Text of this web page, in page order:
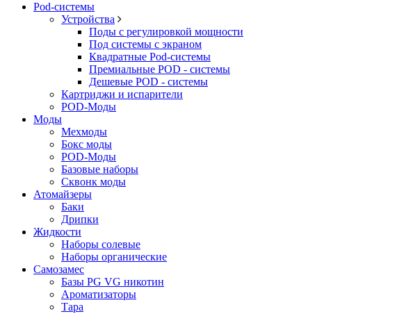
Pod-системы
Устройства
Поды с регулировкой мощности
Под системы с экраном
Квадратные Pod-системы
Премиальные POD - системы
Дешевые POD - системы
Картриджи и испарители
POD-Моды
Моды
Мехмоды
Бокс моды
POD-Моды
Базовые наборы
Сквонк моды
Атомайзеры
Баки
Дрипки
Жидкости
Наборы солевые
Наборы органические
Самозамес
Базы PG VG никотин
Ароматизаторы
Тара